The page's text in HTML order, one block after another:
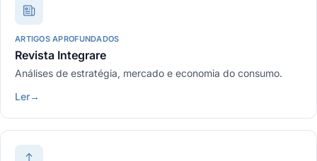
ARTIGOS APROFUNDADOS
Revista Integrare
Análises de estratégia, mercado e economia do consumo.
Ler→